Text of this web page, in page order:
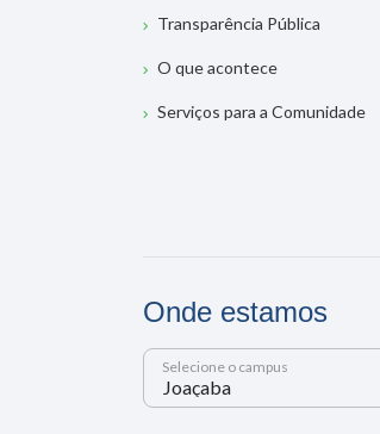
Transparência Pública
O que acontece
Serviços para a Comunidade
Onde estamos
Selecione o campus